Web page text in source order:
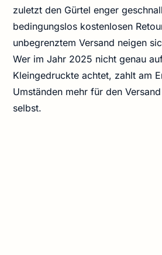
zuletzt den Gürtel enger
bedingungslos kostenlosen
unbegrenztem Versand neigen
Wer im Jahr 2025 nicht genau
Kleingedruckte achtet, zahlt am
Umständen mehr für den
selbst.